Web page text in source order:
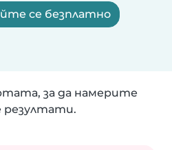
се безплатно
за да намерите
резултати.